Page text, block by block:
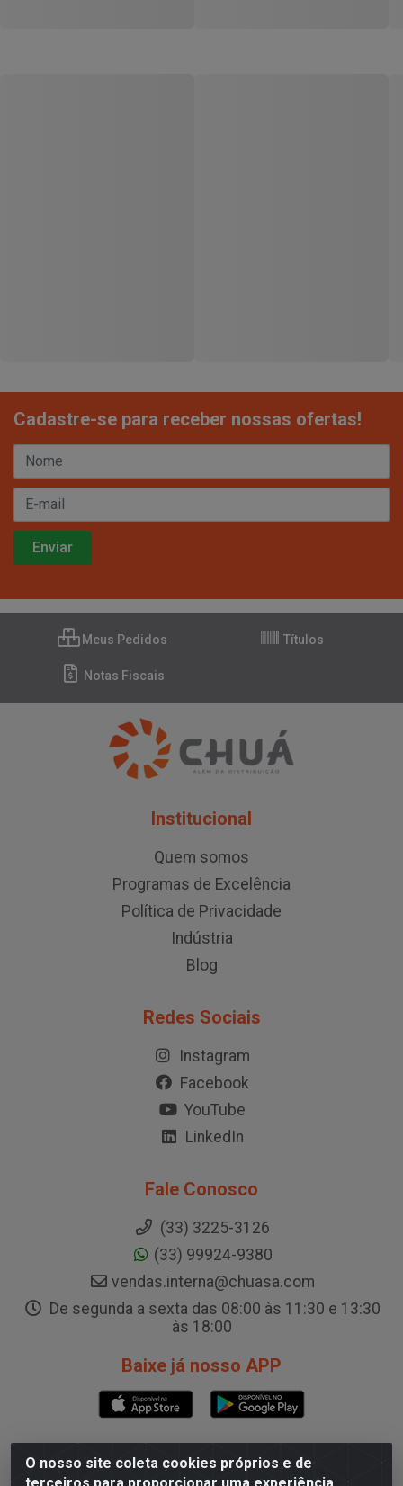
O nosso site coleta cookies próprios e de
Cadastre-se para receber nossas ofertas!
Meus Pedidos Títulos
Notas Fiscais
Institucional
Quem somos
Programas de Excelência
Política de Privacidade
Indústria
Blog
Redes Sociais
Instagram
Facebook
YouTube
LinkedIn
Fale Conosco
(33) 3225-3126
(33) 99924-9380
vendas.interna@chuasa.com
De segunda a sexta das 08:00 às 11:30 e 13:30
às 18:00
Baixe já nosso APP
CD Governador Valadares